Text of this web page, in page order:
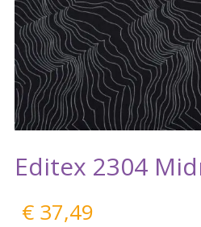
Editex 2304
€37,49